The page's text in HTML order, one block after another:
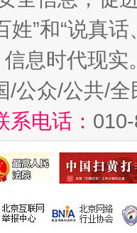
姓”和“说真
息时代现实
/公众/公共/
电话：